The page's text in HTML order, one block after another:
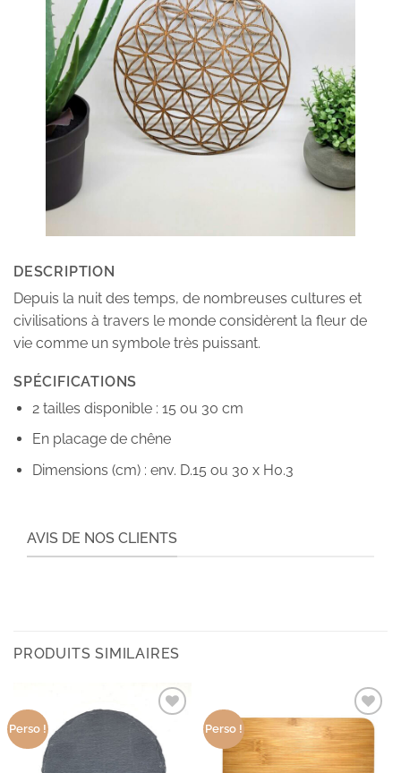
DESCRIPTION
Depuis la nuit des temps, de nombreuses cultures et
civilisations à travers le monde considèrent la fleur de
vie comme un symbole très puissant.
SPÉCIFICATIONS
2 tailles disponible : 15 ou 30 cm
En placage de chêne
Dimensions (cm) : env. D.15 ou 30 x H0.3
AVIS DE NOS CLIENTS
PRODUITS SIMILAIRES
Perso !
Ajouter
aux
produits
favoris
Perso !
Ajouter
produits
favoris